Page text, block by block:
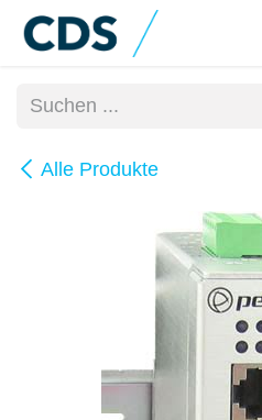
Zum Inhalt springen
Alle Produkte